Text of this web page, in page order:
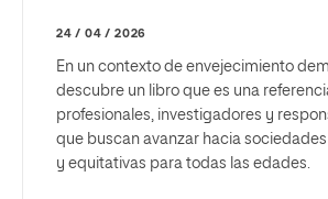
24 / 04 / 2026
En un contexto de envejecimiento
descubre un libro que es una
profesionales, investigadores y
que buscan avanzar hacia
y equitativas para todas las edades.